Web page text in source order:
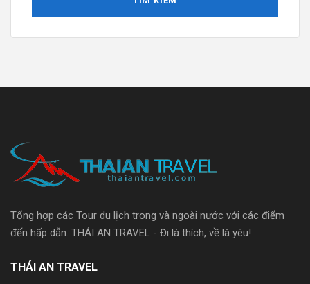
Tổng hợp các Tour du lịch trong và ngoài nước với các điểm
đến hấp dẫn. THÁI AN TRAVEL - Đi là thích, về là yêu!
THÁI AN TRAVEL